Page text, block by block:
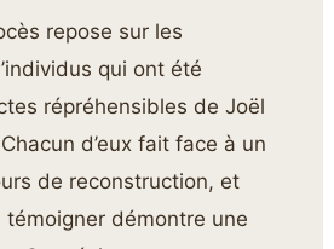
repose sur les
qui ont été
répréhensibles de Joël
d’eux fait face à un
de reconstruction, et
témoigner démontre une